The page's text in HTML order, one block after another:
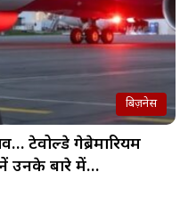
बिज़नेस
टेवोल्डे गेब्रेमारियम
उनके बारे में…